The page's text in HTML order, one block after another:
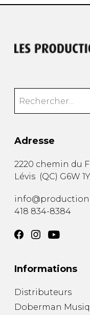
Adresse
2220 chemin du
Lévis (QC) G6W
418 834-8384
Informations
Distributeurs
Doberman